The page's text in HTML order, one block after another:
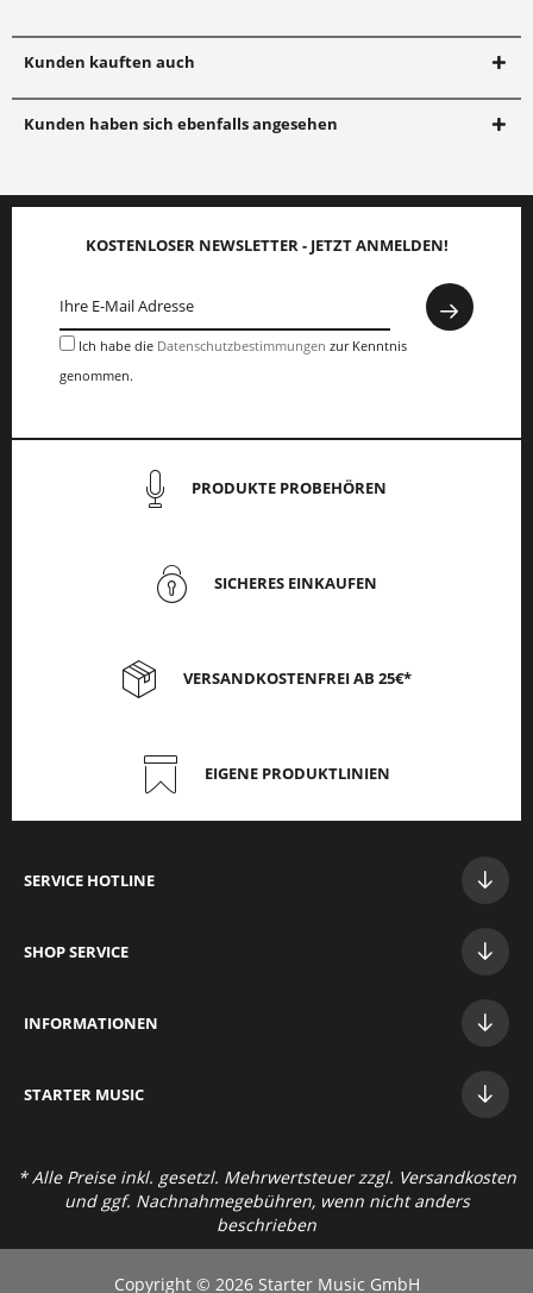
Kunden kauften auch
Kunden haben sich ebenfalls angesehen
KOSTENLOSER NEWSLETTER - JETZT ANMELDEN!
Ich habe die Datenschutzbestimmungen zur Kenntnis
genommen.
PRODUKTE PROBEHÖREN
SICHERES EINKAUFEN
VERSANDKOSTENFREI AB 25€*
EIGENE PRODUKTLINIEN
SERVICE HOTLINE
SHOP SERVICE
INFORMATIONEN
STARTER MUSIC
* Alle Preise inkl. gesetzl. Mehrwertsteuer zzgl. Versandkosten
und ggf. Nachnahmegebühren, wenn nicht anders
beschrieben
Copyright © 2026 Starter Music GmbH